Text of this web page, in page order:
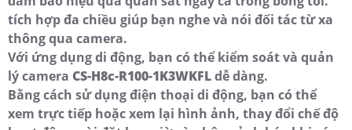
tích hợp đa chiều giúp bạn nghe và nói đối tác từ xa
thông qua camera.
Với ứng dụng di động, bạn có thể kiểm soát và quản
lý camera CS-H8c-R100-1K3WKFLdễ dàng.
Bằng cách sử dụng điện thoại di động, bạn có thể
xem trực tiếp hoặc xem lại hình ảnh, thay đổi chế độ